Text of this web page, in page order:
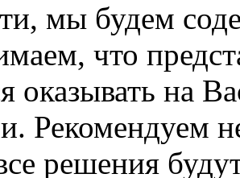
мы будем
что
оказывать на
Рекомендуем
решения